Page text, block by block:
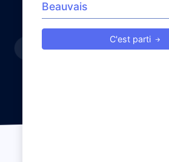
C'est parti